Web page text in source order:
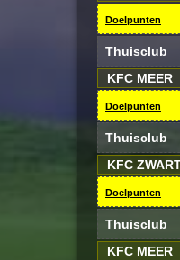
Doelpunten
Thuisclub
KFC MEER
Doelpunten
Thuisclub
KFC
Doelpunten
Thuisclub
KFC MEER